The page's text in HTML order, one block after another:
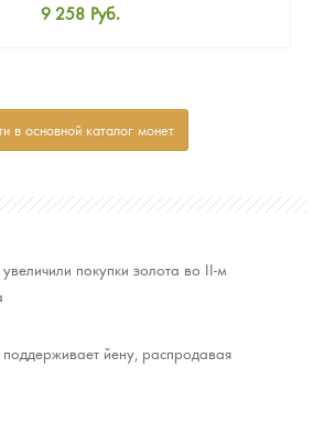
9 258 Руб.
Звоните
в основной каталог монет
покупки золота во II-м
йену, распродавая